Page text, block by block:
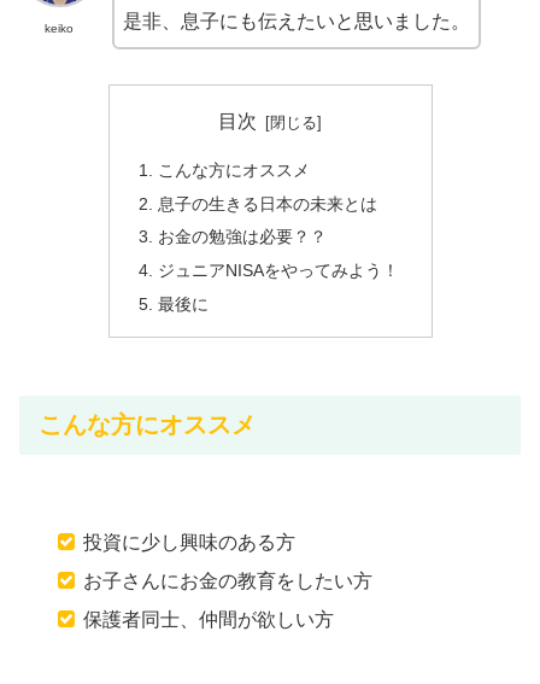
keiko
是非、息子にも伝えたいと思いました。
目次
こんな方にオススメ
息子の生きる日本の未来とは
お金の勉強は必要？？
ジュニアNISAをやってみよう！
最後に
こんな方にオススメ
投資に少し興味のある方
お子さんにお金の教育をしたい方
保護者同士、仲間が欲しい方